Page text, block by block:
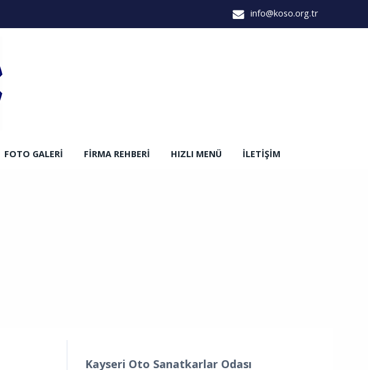
info@koso.org.tr
FOTO GALERI FIRMA REHBERI HIZLI MENÜ İLETIŞIM
Kayseri Oto Sanatkarlar Odası